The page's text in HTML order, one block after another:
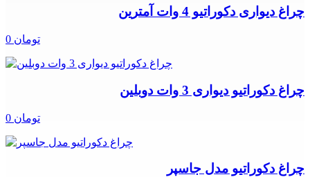
چراغ دیواری دکوراتیو 4 وات آمترین
0 تومان
چراغ دکوراتیو دیواری 3 وات دوبلین
0 تومان
چراغ دکوراتیو مدل جاسپر